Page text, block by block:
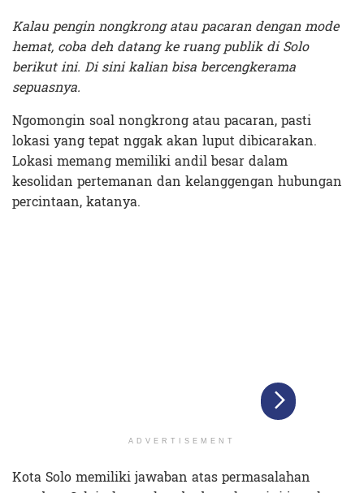
Kalau pengin nongkrong atau pacaran dengan mode
hemat, coba deh datang ke ruang publik di Solo
berikut ini. Di sini kalian bisa bercengkerama
sepuasnya.
Ngomongin soal nongkrong atau pacaran, pasti
lokasi yang tepat nggak akan luput dibicarakan.
Lokasi memang memiliki andil besar dalam
kesolidan pertemanan dan kelanggengan hubungan
percintaan, katanya.
ADVERTISEMENT
Kota Solo memiliki jawaban atas permasalahan